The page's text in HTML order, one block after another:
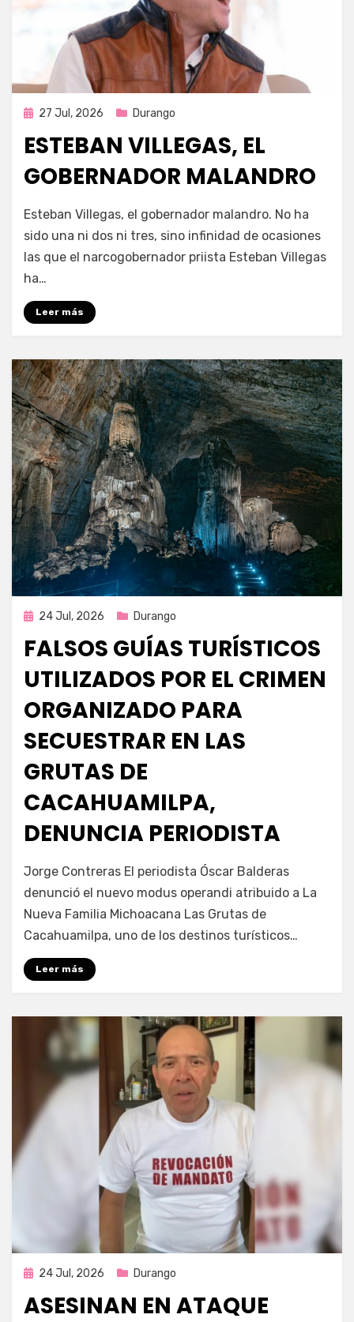
Publicada
27 Jul, 2026 Durango
ESTEBAN VILLEGAS, EL
GOBERNADOR MALANDRO
por Fernando Miranda Servín
Esteban Villegas, el gobernador malandro. No ha
sido una ni dos ni tres, sino infinidad de ocasiones
las que el narcogobernador priista Esteban Villegas
ha…
Leer más
Publicada
24 Jul, 2026 Durango
FALSOS GUÍAS TURÍSTICOS
UTILIZADOS POR EL CRIMEN
ORGANIZADO PARA
SECUESTRAR EN LAS
GRUTAS DE
CACAHUAMILPA,
DENUNCIA PERIODISTA
Fernando Miranda Servín
Jorge Contreras El periodista Óscar Balderas
denunció el nuevo modus operandi atribuido a La
Nueva Familia Michoacana Las Grutas de
Cacahuamilpa, uno de los destinos turísticos…
Leer más
Publicada
24 Jul, 2026 Durango
ASESINAN EN ATAQUE